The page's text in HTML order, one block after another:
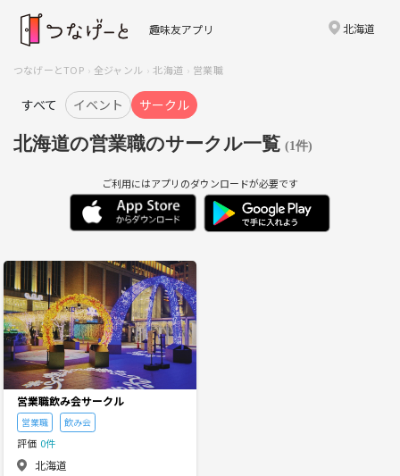
趣味友アプリ 北海道
つなげーとTOP 全ジャンル 北海道 営業職
すべて イベント サークル
北海道の営業職のサークル一覧 (1件)
ご利用にはアプリのダウンロードが必要です
営業職飲み会サークル
営業職 飲み会
評価 0件
北海道